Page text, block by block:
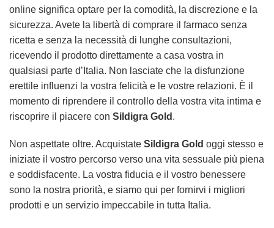
online significa optare per la comodità, la discrezione e la
sicurezza. Avete la libertà di comprare il farmaco senza
ricetta e senza la necessità di lunghe consultazioni,
ricevendo il prodotto direttamente a casa vostra in
qualsiasi parte d’Italia. Non lasciate che la disfunzione
erettile influenzi la vostra felicità e le vostre relazioni. È il
momento di riprendere il controllo della vostra vita intima e
riscoprire il piacere con Sildigra Gold .
Non aspettate oltre. Acquistate Sildigra Gold oggi stesso e
iniziate il vostro percorso verso una vita sessuale più piena
e soddisfacente. La vostra fiducia e il vostro benessere
sono la nostra priorità, e siamo qui per fornirvi i migliori
prodotti e un servizio impeccabile in tutta Italia.